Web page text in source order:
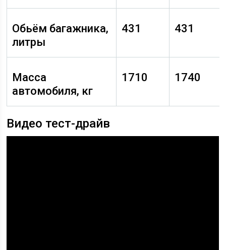
Обьём багажника,
литры
431 431
Масса
автомобиля, кг
1710 1740
Видео тест-драйв